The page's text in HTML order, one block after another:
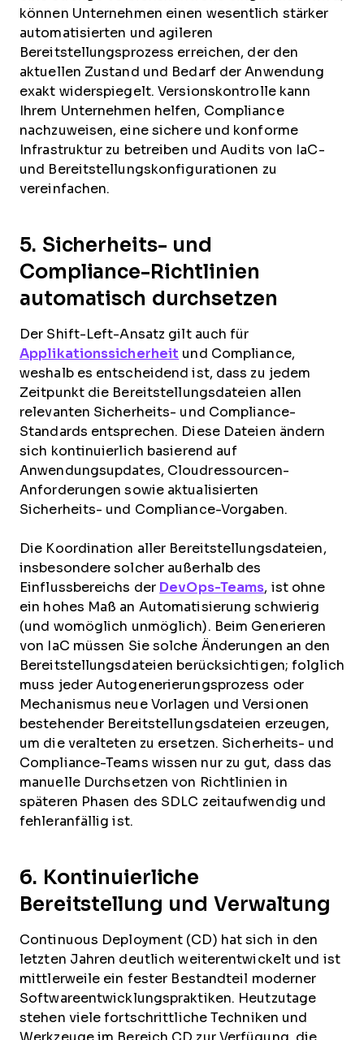
können Unternehmen einen wesentlich stärker
automatisierten und agileren
Bereitstellungsprozess erreichen, der den
aktuellen Zustand und Bedarf der Anwendung
exakt widerspiegelt. Versionskontrolle kann
Ihrem Unternehmen helfen, Compliance
nachzuweisen, eine sichere und konforme
Infrastruktur zu betreiben und Audits von IaC-
und Bereitstellungskonfigurationen zu
vereinfachen.
5. Sicherheits- und
Compliance-Richtlinien
automatisch durchsetzen
Der Shift-Left-Ansatz gilt auch für
Applikationssicherheit und Compliance,
weshalb es entscheidend ist, dass zu jedem
Zeitpunkt die Bereitstellungsdateien allen
relevanten Sicherheits- und Compliance-
Standards entsprechen. Diese Dateien ändern
sich kontinuierlich basierend auf
Anwendungsupdates, Cloudressourcen-
Anforderungen sowie aktualisierten
Sicherheits- und Compliance-Vorgaben.
Die Koordination aller Bereitstellungsdateien,
insbesondere solcher außerhalb des
Einflussbereichs der DevOps-Teams, ist ohne
ein hohes Maß an Automatisierung schwierig
(und womöglich unmöglich). Beim Generieren
von IaC müssen Sie solche Änderungen an den
Bereitstellungsdateien berücksichtigen; folglich
muss jeder Autogenerierungsprozess oder
Mechanismus neue Vorlagen und Versionen
bestehender Bereitstellungsdateien erzeugen,
um die veralteten zu ersetzen. Sicherheits- und
Compliance-Teams wissen nur zu gut, dass das
manuelle Durchsetzen von Richtlinien in
späteren Phasen des SDLC zeitaufwendig und
fehleranfällig ist.
6. Kontinuierliche
Bereitstellung und Verwaltung
Continuous Deployment (CD) hat sich in den
letzten Jahren deutlich weiterentwickelt und ist
mittlerweile ein fester Bestandteil moderner
Softwareentwicklungspraktiken. Heutzutage
stehen viele fortschrittliche Techniken und